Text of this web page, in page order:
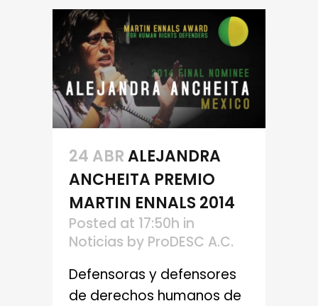
24 ABRALEJANDRA
ANCHEITA PREMIO
MARTIN ENNALS 2014
Posted at 17:50h in
Noticias by ProDESC A.C.
Defensoras y defensores
de derechos humanos de